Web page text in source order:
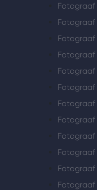
Fotograaf
Fotograaf
Fotograaf
Fotograaf
Fotograaf
Fotograaf
Fotograaf
Fotograaf
Fotograaf
Fotograaf
Fotograaf
Fotograaf